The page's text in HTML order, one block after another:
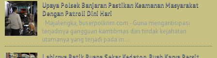
Upaya Polsek Banjaran Pastikan Keamanan Masyarakat
Dengan Patroli Dini Hari
Majalengka, buserpolkrim.com - Guna mengantisipasi
terjadinya gangguan kamtibmas dan tindak kejahatan
utamanya yang terjadi pada m...